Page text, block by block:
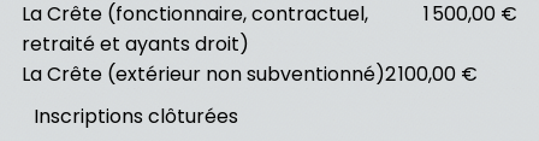
La Crête (fonctionnaire, contractuel,
retraité et ayants droit)
1 500,00 €
La Crête (extérieur non subventionné)2 100,00 €
Inscriptions clôturées